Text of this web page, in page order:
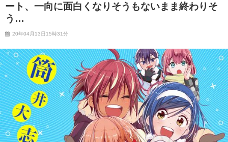
ート、一向に面白くなりそうもないまま終わりそ
う…
20年04月13日15時31分